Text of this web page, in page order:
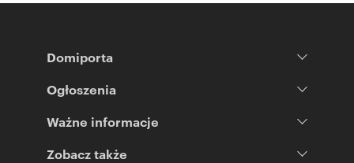
Domiporta
Ogłoszenia
Ważne informacje
Zobacz także